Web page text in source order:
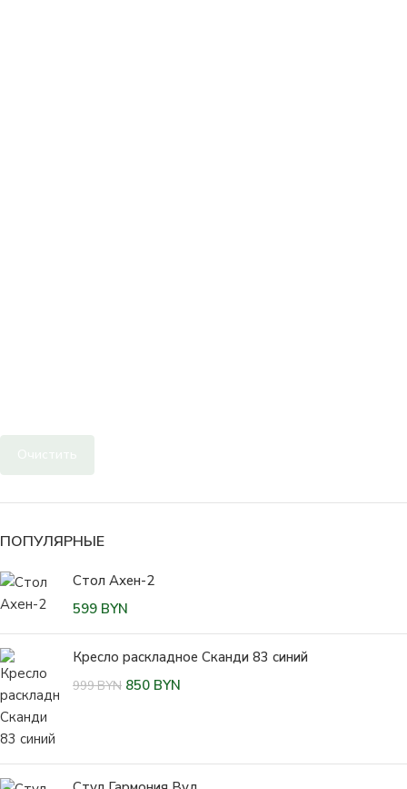
ПОПУЛЯРНЫЕ
Стол Ахен-2
599 BYN
Кресло раскладное Сканди 83 синий
999BYN 850 BYN